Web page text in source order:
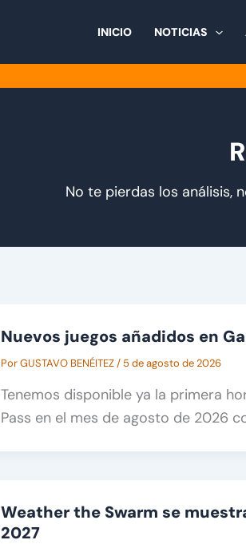
INICIO NOTICIAS
No te pierdas los análisis,
Nuevos juegos añadidos en
PorGUSTAVO BENÉITEZ/ 5 de agosto de 2026
Tenemos disponible ya la primera
Pass en el mes de agosto de 2026
Weather the Swarm se
2027